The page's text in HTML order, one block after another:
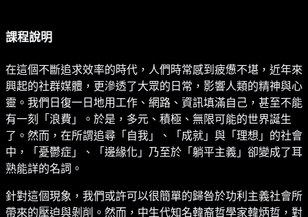
課程說明
在這個不斷追求效率的時代，人們時常感到疲憊不堪，近年來
興起的社群媒體，更滲透了大眾的日常，影響人類的精神與心
靈。我們日復一日地用工作、網路、資訊填滿自己，甚至不能
有一刻「浪費」。於是，多元、積極、無限可能的世界誕生
了。然而，在所謂追尋「自我」、「成就」與「理想」的社會
中，「憂鬱症」、「邊緣化」乃至於「躺平主義」卻變成了耳
熟能詳的名詞。
針對這個現象，我們或許可以很簡單的歸咎於功利主義社會所
帶來的壓迫與剝削。然而，中生代知名韓裔哲學家韓炳哲，對